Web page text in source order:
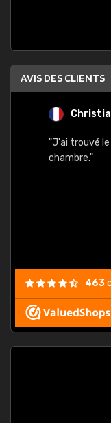
AVIS DES CLIENTS
"J'ai trouvé le
chambre."
463